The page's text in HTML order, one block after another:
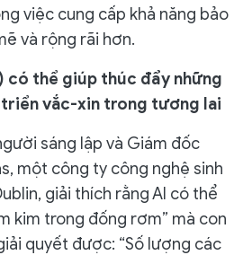
việc cung cấp khả năng bảo
và rộng rãi hơn.
có thể giúp thúc đẩy những
vắc-xin trong tương lai
sáng lập và Giám đốc
một công ty công nghệ sinh
giải thích rằng AI có thể
kim trong đống rơm” mà con
quyết được: “Số lượng các